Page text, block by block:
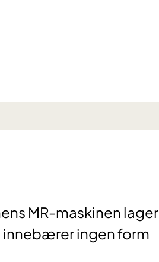
MR-maskinen lager
innebærer ingen form